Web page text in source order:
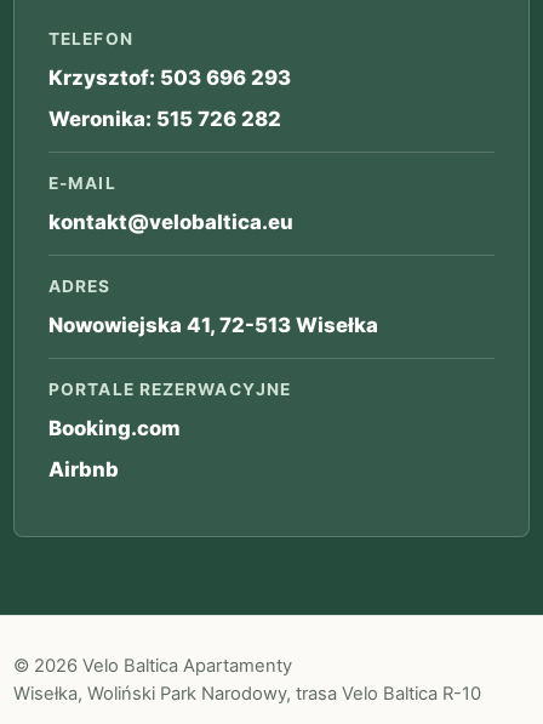
TELEFON
Krzysztof: 503 696 293
Weronika: 515 726 282
E-MAIL
kontakt@velobaltica.eu
ADRES
Nowowiejska 41, 72-513 Wisełka
PORTALE REZERWACYJNE
Booking.com
Airbnb
© 2026 Velo Baltica Apartamenty
Wisełka, Woliński Park Narodowy, trasa Velo Baltica R-10